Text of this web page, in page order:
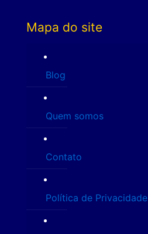
Mapa do site
Blog
Quem somos
Contato
Política de Privacidade